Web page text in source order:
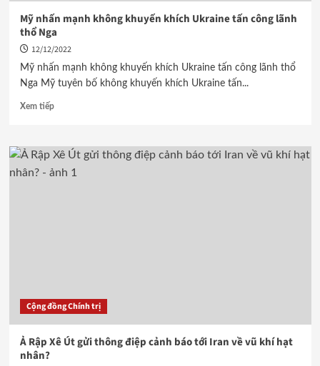
Mỹ nhấn mạnh không khuyến khích Ukraine tấn công lãnh
thổ Nga
12/12/2022
Mỹ nhấn mạnh không khuyến khích Ukraine tấn công lãnh thổ
Nga Mỹ tuyên bố không khuyến khích Ukraine tấn...
Xem tiếp
Cộng đồng Chính trị
Ả Rập Xê Út gửi thông điệp cảnh báo tới Iran về vũ khí hạt
nhân?